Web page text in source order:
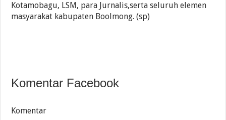
Kotamobagu, LSM, para Jurnalis,serta seluruh elemen
masyarakat kabupaten Boolmong. (sp)
Komentar Facebook
Komentar